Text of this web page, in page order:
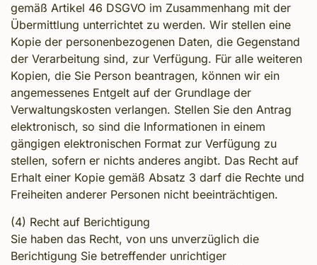
gemäß Artikel 46 DSGVO im Zusammenhang mit der
Übermittlung unterrichtet zu werden. Wir stellen eine
Kopie der personenbezogenen Daten, die Gegenstand
der Verarbeitung sind, zur Verfügung. Für alle weiteren
Kopien, die Sie Person beantragen, können wir ein
angemessenes Entgelt auf der Grundlage der
Verwaltungskosten verlangen. Stellen Sie den Antrag
elektronisch, so sind die Informationen in einem
gängigen elektronischen Format zur Verfügung zu
stellen, sofern er nichts anderes angibt. Das Recht auf
Erhalt einer Kopie gemäß Absatz 3 darf die Rechte und
Freiheiten anderer Personen nicht beeinträchtigen.
(4) Recht auf Berichtigung
Sie haben das Recht, von uns unverzüglich die
Berichtigung Sie betreffender unrichtiger